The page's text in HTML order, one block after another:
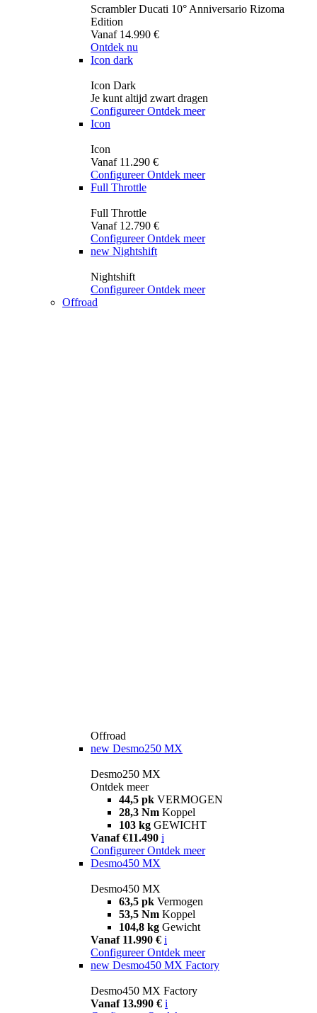
Scrambler Ducati 10° Anniversario Rizoma
Edition
Vanaf 14.990 €
Ontdek nu
Icon dark
Icon Dark
Je kunt altijd zwart dragen
Configureer Ontdek meer
Icon
Icon
Vanaf 11.290 €
Configureer Ontdek meer
Full Throttle
Full Throttle
Vanaf 12.790 €
Configureer Ontdek meer
new Nightshift
Nightshift
Configureer Ontdek meer
Offroad
Offroad
new Desmo250 MX
Desmo250 MX
Ontdek meer
44,5 pk VERMOGEN
28,3 Nm Koppel
103 kg GEWICHT
Vanaf €11.490 i
Configureer Ontdek meer
Desmo450 MX
Desmo450 MX
63,5 pk Vermogen
53,5 Nm Koppel
104,8 kg Gewicht
Vanaf 11.990 € i
Configureer Ontdek meer
new Desmo450 MX Factory
Desmo450 MX Factory
Vanaf 13.990 € i